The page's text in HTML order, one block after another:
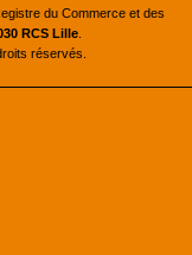
du Commerce et des
RCS Lille.
réservés.